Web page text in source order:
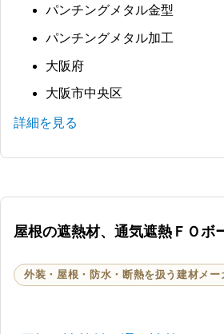
パンチングメタル金型
パンチングメタル加工
大阪府
大阪市中央区
詳細を見る
屋根の遮熱材、通気遮熱ＦＯボ
外装・屋根・防水・断熱を扱う建材メー